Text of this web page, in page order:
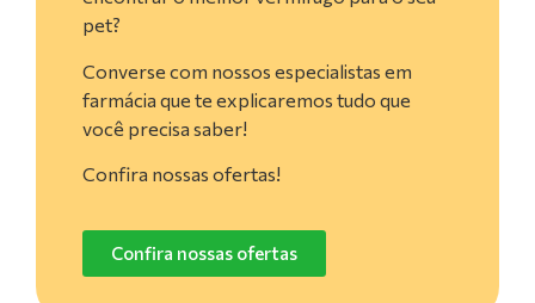
pet?
Converse com nossos especialistas em
farmácia que te explicaremos tudo que
você precisa saber!
Confira nossas ofertas!
Confira nossas ofertas